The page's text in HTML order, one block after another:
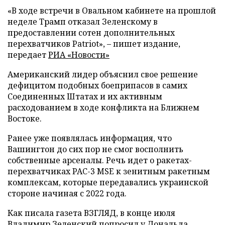
«В ходе встречи в Овальном кабинете на прошлой
неделе Трамп отказал Зеленскому в
предоставлении сотен дополнительных
перехватчиков Patriot», – пишет издание,
передаетРИА «Новости»
Американский лидер объяснил свое решение
дефицитом подобных боеприпасов в самих
Соединенных Штатах и их активным
расходованием в ходе конфликта на Ближнем
Востоке.
Ранее уже появлялась информация, что
Вашингтон до сих пор не смог восполнить
собственные арсеналы. Речь идет о ракетах-
перехватчиках PAC-3 MSE к зенитным ракетным
комплексам, которые передавались украинской
стороне начиная с 2022 года.
Как писала газета ВЗГЛЯД, в конце июля